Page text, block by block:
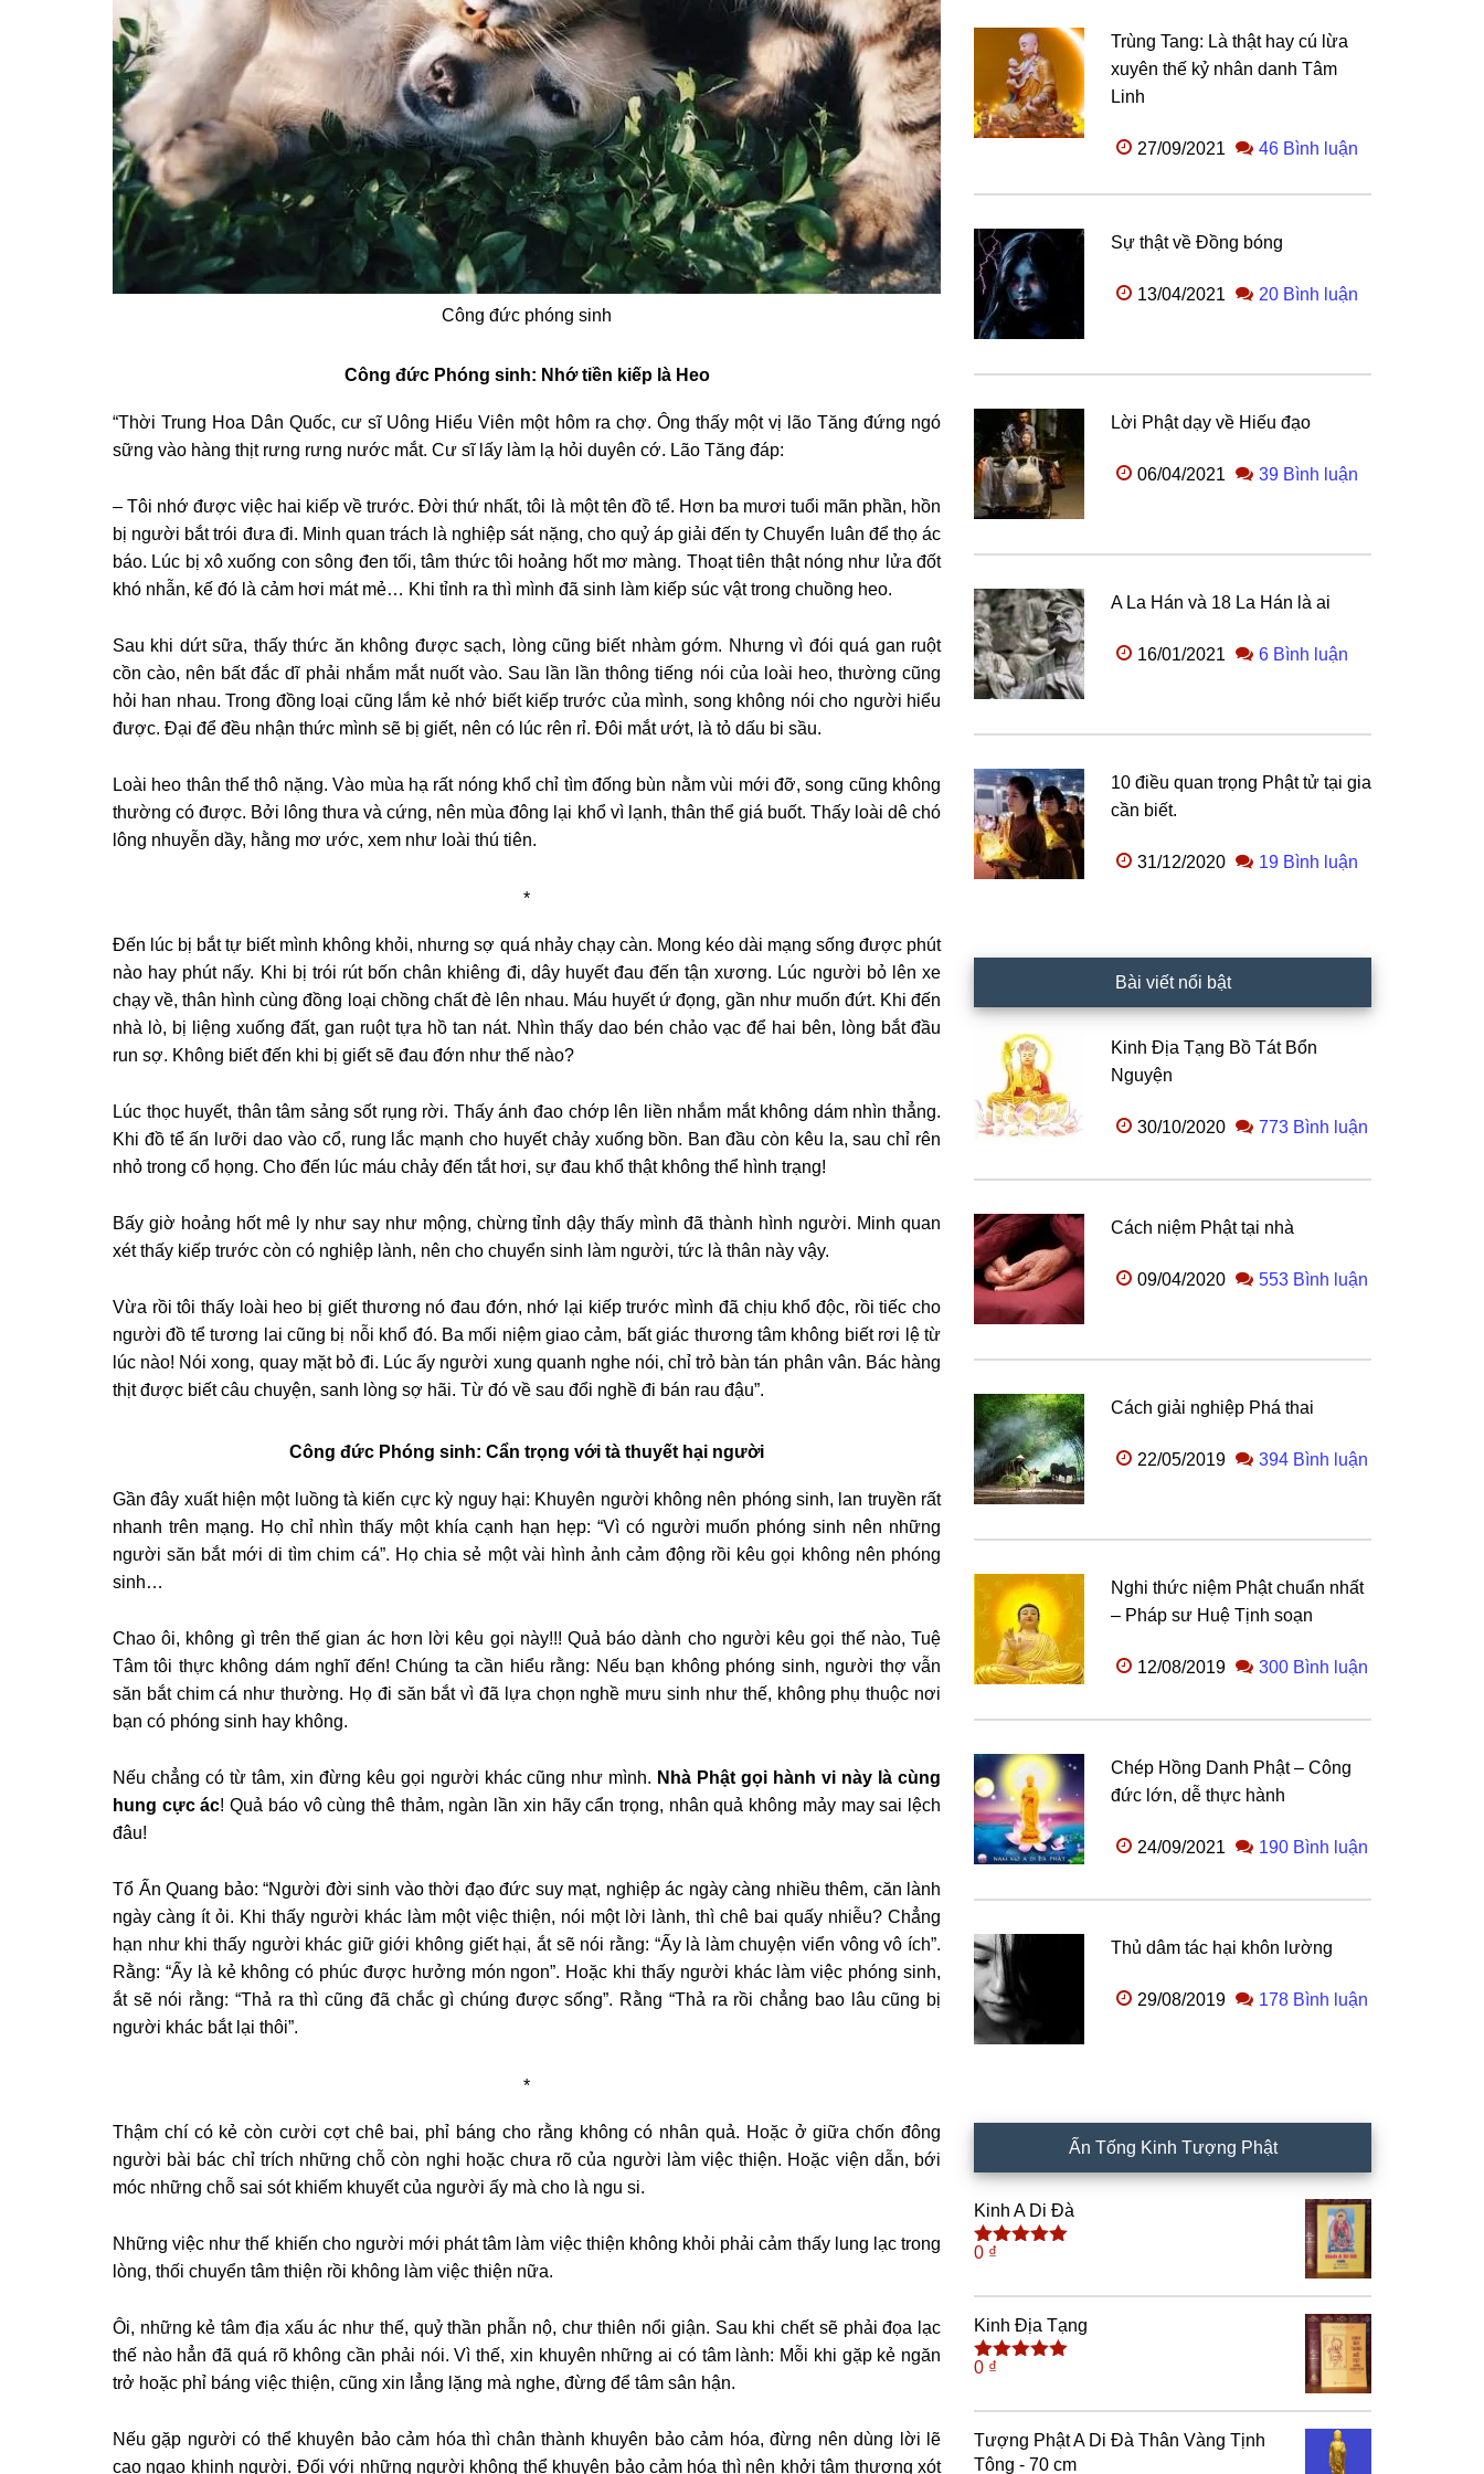
Công đức phóng sinh
Công đức Phóng sinh: Nhớ tiền kiếp là Heo
“Thời Trung Hoa Dân Quốc, cư sĩ Uông Hiểu Viên một hôm ra chợ. Ông thấy một vị lão Tăng đứng ngó
sững vào hàng thịt rưng rưng nước mắt. Cư sĩ lấy làm lạ hỏi duyên cớ. Lão Tăng đáp:
– Tôi nhớ được việc hai kiếp về trước. Đời thứ nhất, tôi là một tên đồ tể. Hơn ba mươi tuổi mãn phần, hồn
bị người bắt trói đưa đi. Minh quan trách là nghiệp sát nặng, cho quỷ áp giải đến ty Chuyển luân để thọ ác
báo. Lúc bị xô xuống con sông đen tối, tâm thức tôi hoảng hốt mơ màng. Thoạt tiên thật nóng như lửa đốt
khó nhẫn, kế đó là cảm hơi mát mẻ… Khi tỉnh ra thì mình đã sinh làm kiếp súc vật trong chuồng heo.
Sau khi dứt sữa, thấy thức ăn không được sạch, lòng cũng biết nhàm gớm. Nhưng vì đói quá gan ruột
cồn cào, nên bất đắc dĩ phải nhắm mắt nuốt vào. Sau lần lần thông tiếng nói của loài heo, thường cũng
hỏi han nhau. Trong đồng loại cũng lắm kẻ nhớ biết kiếp trước của mình, song không nói cho người hiểu
được. Đại để đều nhận thức mình sẽ bị giết, nên có lúc rên rỉ. Đôi mắt ướt, là tỏ dấu bi sầu.
Loài heo thân thể thô nặng. Vào mùa hạ rất nóng khổ chỉ tìm đống bùn nằm vùi mới đỡ, song cũng không
thường có được. Bởi lông thưa và cứng, nên mùa đông lại khổ vì lạnh, thân thể giá buốt. Thấy loài dê chó
lông nhuyễn dầy, hằng mơ ước, xem như loài thú tiên.
*
Đến lúc bị bắt tự biết mình không khỏi, nhưng sợ quá nhảy chạy càn. Mong kéo dài mạng sống được phút
nào hay phút nấy. Khi bị trói rút bốn chân khiêng đi, dây huyết đau đến tận xương. Lúc người bỏ lên xe
chạy về, thân hình cùng đồng loại chồng chất đè lên nhau. Máu huyết ứ đọng, gần như muốn đứt. Khi đến
nhà lò, bị liệng xuống đất, gan ruột tựa hồ tan nát. Nhìn thấy dao bén chảo vạc để hai bên, lòng bắt đầu
run sợ. Không biết đến khi bị giết sẽ đau đớn như thế nào?
Lúc thọc huyết, thân tâm sảng sốt rụng rời. Thấy ánh đao chớp lên liền nhắm mắt không dám nhìn thẳng.
Khi đồ tể ấn lưỡi dao vào cổ, rung lắc mạnh cho huyết chảy xuống bồn. Ban đầu còn kêu la, sau chỉ rên
nhỏ trong cổ họng. Cho đến lúc máu chảy đến tắt hơi, sự đau khổ thật không thể hình trạng!
Bấy giờ hoảng hốt mê ly như say như mộng, chừng tỉnh dậy thấy mình đã thành hình người. Minh quan
xét thấy kiếp trước còn có nghiệp lành, nên cho chuyển sinh làm người, tức là thân này vậy.
Vừa rồi tôi thấy loài heo bị giết thương nó đau đớn, nhớ lại kiếp trước mình đã chịu khổ độc, rồi tiếc cho
người đồ tể tương lai cũng bị nỗi khổ đó. Ba mối niệm giao cảm, bất giác thương tâm không biết rơi lệ từ
lúc nào! Nói xong, quay mặt bỏ đi. Lúc ấy người xung quanh nghe nói, chỉ trỏ bàn tán phân vân. Bác hàng
thịt được biết câu chuyện, sanh lòng sợ hãi. Từ đó về sau đổi nghề đi bán rau đậu”.
Công đức Phóng sinh: Cẩn trọng với tà thuyết hại người
Gần đây xuất hiện một luồng tà kiến cực kỳ nguy hại: Khuyên người không nên phóng sinh, lan truyền rất
nhanh trên mạng. Họ chỉ nhìn thấy một khía cạnh hạn hẹp: “Vì có người muốn phóng sinh nên những
người săn bắt mới di tìm chim cá”. Họ chia sẻ một vài hình ảnh cảm động rồi kêu gọi không nên phóng
sinh…
Chao ôi, không gì trên thế gian ác hơn lời kêu gọi này!!! Quả báo dành cho người kêu gọi thế nào, Tuệ
Tâm tôi thực không dám nghĩ đến! Chúng ta cần hiểu rằng: Nếu bạn không phóng sinh, người thợ vẫn
săn bắt chim cá như thường. Họ đi săn bắt vì đã lựa chọn nghề mưu sinh như thế, không phụ thuộc nơi
bạn có phóng sinh hay không.
Nếu chẳng có từ tâm, xin đừng kêu gọi người khác cũng như mình. Nhà Phật gọi hành vi này là cùng
hung cực ác! Quả báo vô cùng thê thảm, ngàn lần xin hãy cẩn trọng, nhân quả không mảy may sai lệch
đâu!
Tổ Ấn Quang bảo: “Người đời sinh vào thời đạo đức suy mạt, nghiệp ác ngày càng nhiều thêm, căn lành
ngày càng ít ỏi. Khi thấy người khác làm một việc thiện, nói một lời lành, thì chê bai quấy nhiễu? Chẳng
hạn như khi thấy người khác giữ giới không giết hại, ắt sẽ nói rằng: “Ấy là làm chuyện viển vông vô ích”.
Rằng: “Ấy là kẻ không có phúc được hưởng món ngon”. Hoặc khi thấy người khác làm việc phóng sinh,
ắt sẽ nói rằng: “Thả ra thì cũng đã chắc gì chúng được sống”. Rằng “Thả ra rồi chẳng bao lâu cũng bị
người khác bắt lại thôi”.
*
Thậm chí có kẻ còn cười cợt chê bai, phỉ báng cho rằng không có nhân quả. Hoặc ở giữa chốn đông
người bài bác chỉ trích những chỗ còn nghi hoặc chưa rõ của người làm việc thiện. Hoặc viện dẫn, bới
móc những chỗ sai sót khiếm khuyết của người ấy mà cho là ngu si.
Những việc như thế khiến cho người mới phát tâm làm việc thiện không khỏi phải cảm thấy lung lạc trong
lòng, thối chuyển tâm thiện rồi không làm việc thiện nữa.
Ôi, những kẻ tâm địa xấu ác như thế, quỷ thần phẫn nộ, chư thiên nổi giận. Sau khi chết sẽ phải đọa lạc
thế nào hẳn đã quá rõ không cần phải nói. Vì thế, xin khuyên những ai có tâm lành: Mỗi khi gặp kẻ ngăn
trở hoặc phỉ báng việc thiện, cũng xin lẳng lặng mà nghe, đừng để tâm sân hận.
Nếu gặp người có thể khuyên bảo cảm hóa thì chân thành khuyên bảo cảm hóa, đừng nên dùng lời lẽ
cao ngạo khinh người. Đối với những người không thể khuyên bảo cảm hóa thì nên khởi tâm thương xót
Trùng Tang: Là thật hay cú lừa
xuyên thế kỷ nhân danh Tâm
Linh
27/09/2021 46 Bình luận
Sự thật về Đồng bóng
13/04/2021 20 Bình luận
Lời Phật dạy về Hiếu đạo
06/04/2021 39 Bình luận
A La Hán và 18 La Hán là ai
16/01/2021 6 Bình luận
10 điều quan trọng Phật tử tại gia
cần biết.
31/12/2020 19 Bình luận
Bài viết nổi bật
Kinh Địa Tạng Bồ Tát Bổn
Nguyện
30/10/2020 773 Bình luận
Cách niệm Phật tại nhà
09/04/2020 553 Bình luận
Cách giải nghiệp Phá thai
22/05/2019 394 Bình luận
Nghi thức niệm Phật chuẩn nhất
– Pháp sư Huệ Tịnh soạn
12/08/2019 300 Bình luận
Chép Hồng Danh Phật – Công
đức lớn, dễ thực hành
24/09/2021 190 Bình luận
Thủ dâm tác hại khôn lường
29/08/2019 178 Bình luận
Ấn Tống Kinh Tượng Phật
Kinh A Di Đà
Được xếp
sao
0 ₫
Kinh Địa Tạng
Được xếp
sao
0 ₫
Tượng Phật A Di Đà Thân Vàng Tịnh
Tông - 70 cm